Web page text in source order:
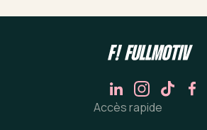
Accès rapide